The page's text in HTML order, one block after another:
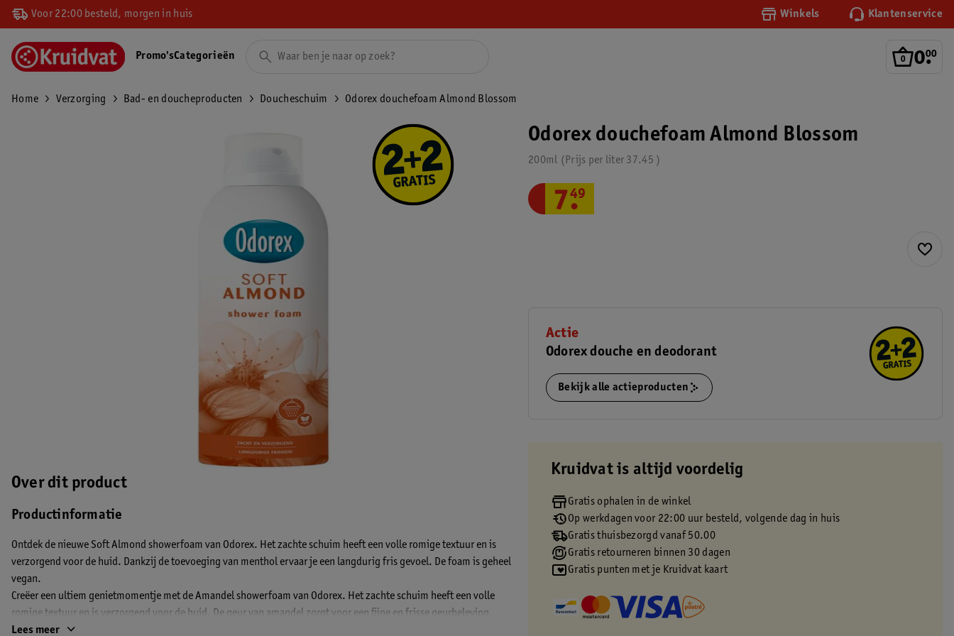
Voor 22:00 besteld, morgen in huis Winkels Klantenservice
0.
00
Promo'sCategorieën
Home Verzorging Bad- en doucheproducten Doucheschuim Odorex douchefoam Almond Blossom
Over dit product
Productinformatie
Ontdek de nieuwe Soft Almond showerfoam van Odorex. Het zachte schuim heeft een volle romige textuur en is
verzorgend voor de huid. Dankzij de toevoeging van menthol ervaar je een langdurig fris gevoel. De foam is geheel
vegan.
Creëer een ultiem genietmomentje met de Amandel showerfoam van Odorex. Het zachte schuim heeft een volle
romige textuur en is verzorgend voor de huid. De geur van amandel zorgt voor een fijne en frisse geurbeleving.
Dankzij de toevoeging van menthol ervaar je een langdurig fris gevoel. De foam heeft een inhoud van 200 ml en is
Lees meer
Odorex douchefoam Almond Blossom
200ml 37.45
Prijs per liter
7.
49
Actie
Odorex douche en deodorant
Bekijk alle actieproducten
Kruidvat is altijd voordelig
Gratis ophalen in de winkel
Op werkdagen voor 22:00 uur besteld, volgende dag in huis
Gratis thuisbezorgd vanaf 50.00
Gratis retourneren binnen 30 dagen
Gratis punten met je Kruidvat kaart